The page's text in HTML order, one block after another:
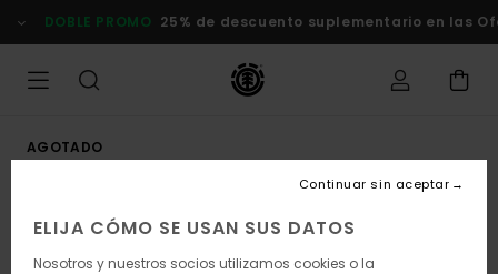
la
DOBLE PROMO 25% de descuento suplementario en las
AGOTADO
ELIJA CÓMO SE USAN SUS DATOS
Nosotros y nuestros socios utilizamos cookies o la
Continuar sin aceptar